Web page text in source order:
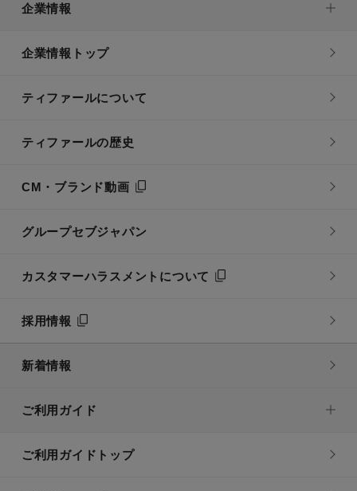
企業情報
企業情報トップ
ティファールについて
ティファールの歴史
CM・ブランド動画
グループセブジャパン
カスタマーハラスメントについて
採用情報
新着情報
ご利用ガイド
ご利用ガイドトップ